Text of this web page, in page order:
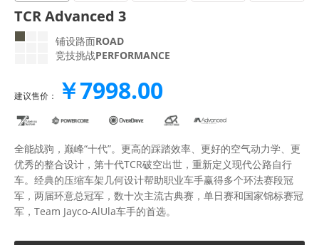
TCR Advanced 3
铺设路面ROAD
竞技挑战PERFORMANCE
建议售价： ￥7998.00
全能战驹，巅峰“十代”。更高的踩踏效率、更好的空气动力学、更
优秀的整合设计，第十代TCR破空出世，重新定义现代公路自行
车。经典的压缩车架几何设计帮助职业车手赢得多个环法赛段冠
军，两届环意总冠军，数十次主流古典赛，单日赛和国家锦标赛冠
军，Team Jayco-AlUla车手的首选。